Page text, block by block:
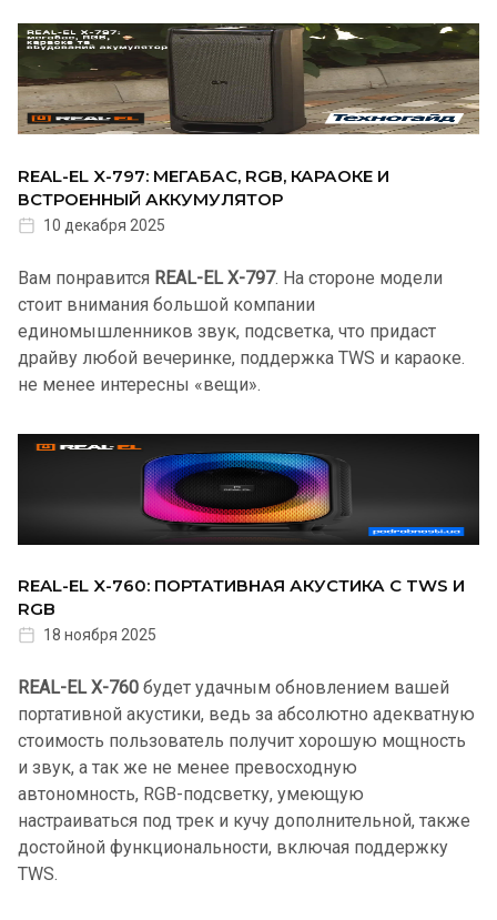
REAL-EL X-797: МЕГАБАС, RGB, КАРАОКЕ И
ВСТРОЕННЫЙ АККУМУЛЯТОР
10 декабря 2025
Вам понравится REAL-EL X-797. На стороне модели
стоит внимания большой компании
единомышленников звук, подсветка, что придаст
драйву любой вечеринке, поддержка TWS и караоке.
не менее интересны «вещи».
REAL-EL X-760: ПОРТАТИВНАЯ АКУСТИКА С TWS И
RGB
18 ноября 2025
REAL-EL X-760 будет удачным обновлением вашей
портативной акустики, ведь за абсолютно адекватную
стоимость пользователь получит хорошую мощность
и звук, а так же не менее превосходную
автономность, RGB-подсветку, умеющую
настраиваться под трек и кучу дополнительной, также
достойной функциональности, включая поддержку
TWS.